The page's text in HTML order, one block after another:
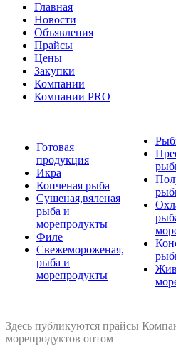
Главная
Новости
Объявления
Прайсы
Цены
Закупки
Компании
Компании PRO
Готовая
продукция
Икра
Копченая рыба
Сушеная,вяленая
рыба и
морепродукты
Филе
Свежемороженая,
рыба и
морепродукты
Здесь публикуются прайсы
морепродуктов оптом